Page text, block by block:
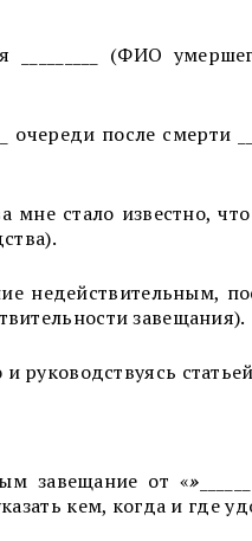
_________ (ФИО
после смерти
мне стало известно,
недействительным,
завещания).
руководствуясь
завещание от «»
кем, когда и где